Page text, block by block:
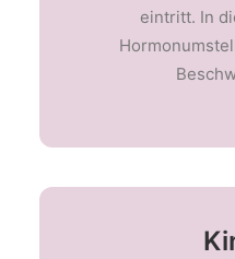
eintritt. In